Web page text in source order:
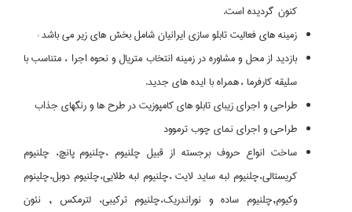
كنون گرديده است.
زمينه هاي فعاليت تابلو سازي ايرانيان شامل بخش هاي زير مي باشد :
بازديد از محل و مشاوره در زمينه انتخاب متريال و نحوه اجرا ، متناسب با
سليقه كارفرما ، همراه با ايده هاي جديد.
طراحي و اجراي زيباي تابلو هاي كامپوزيت در طرح ها و رنگهاي جذاب
طراحي و اجراي نماي چوب ترموود
ساخت انواع حروف برجسته از قبيل چلنيوم ،چلنيوم پانچ، چلنيوم
كريستالي،چلنيوم لبه سايد لايت ،چلنيوم لبه طلايي،چلنيوم دوبل،چلينوم
وكيوم,چلنيوم ساده و نوراندريك،چلنيوم تركيبي، لترمكس , نئون